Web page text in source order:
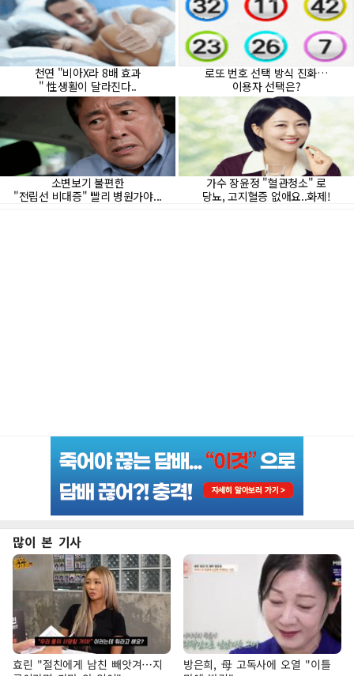
많이 본 기사
효린 "절친에게 남친 빼앗겨…지
방은희, 母 고독사에 오열 "이틀